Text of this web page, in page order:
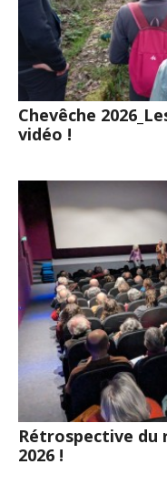
Chevêche
vidéo !
Rétrospective du
2026 !